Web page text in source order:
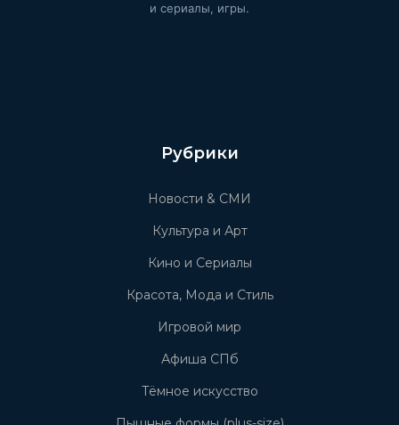
и сериалы, игры.
Рубрики
Новости & СМИ
Культура и Арт
Кино и Сериалы
Красота, Мода и Стиль
Игровой мир
Афиша СПб
Тёмное искусство